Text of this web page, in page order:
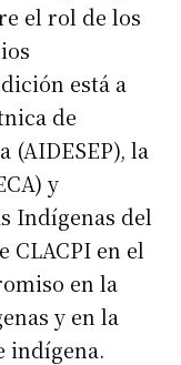
el rol de los
está a
de
(AIDESEP), la
y
Indígenas del
CLACPI en el
en la
y en la
indígena.